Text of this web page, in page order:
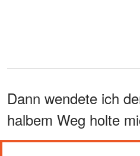
Dann wendete ich
halbem Weg holte